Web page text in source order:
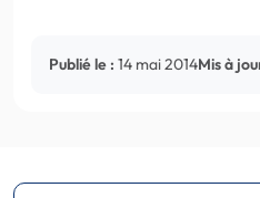
Publié le : 14 mai 2014Mis à